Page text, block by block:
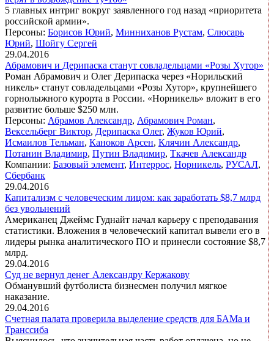
5 главных интриг вокруг заявленного год назад «приоритета
российской армии».
Персоны: Борисов Юрий, Минниханов Рустам, Слюсарь
Юрий, Шойгу Сергей
29.04.2016
Абрамович и Дерипаска станут совладельцами «Розы Хутор»
Роман Абрамович и Олег Дерипаска через «Норильский
никель» станут совладельцами «Розы Хутор», крупнейшего
горнолыжного курорта в России. «Норникель» вложит в его
развитие больше $250 млн.
Персоны: Абрамов Александр, Абрамович Роман,
Вексельберг Виктор, Дерипаска Олег, Жуков Юрий,
Исмаилов Тельман, Каноков Арсен, Клячин Александр,
Потанин Владимир, Путин Владимир, Ткачев Александр
Компании: Базовый элемент, Интеррос, Норникель, РУСАЛ,
Сбербанк
29.04.2016
Капитализм с человеческим лицом: как заработать $8,7 млрд
без увольнений
Американец Джеймс Гуднайт начал карьеру с преподавания
статистики. Вложения в человеческий капитал вывели его в
лидеры рынка аналитического ПО и принесли состояние $8,7
млрд.
29.04.2016
Суд не вернул денег Александру Кержакову
Обманувший футболиста бизнесмен получил мягкое
наказание.
29.04.2016
Счетная палата проверила выделение средств для БАМа и
Транссиба